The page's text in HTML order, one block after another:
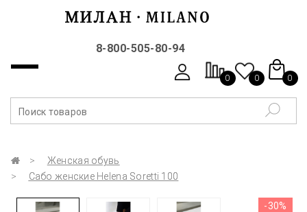
8-800-505-80-94
0 0 0
Женская обувь
Сабо женские Helena Soretti 100
-30%